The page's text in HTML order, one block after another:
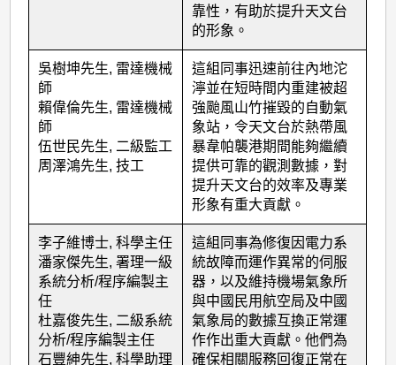
靠性，有助於提升天文台
的形象。
吳樹坤先生, 雷達機械
師
賴偉倫先生, 雷達機械
師
伍世民先生, 二級監工
周澤鴻先生, 技工
這組同事迅速前往內地沱
濘並在短時間内重建被超
強颱風山竹摧毀的自動氣
象站，令天文台於熱帶風
暴韋帕襲港期間能夠繼續
提供可靠的觀測數據，對
提升天文台的效率及專業
形象有重大貢獻。
李子維博士, 科學主任
潘家傑先生, 署理一級
系統分析/程序編製主
任
杜嘉俊先生, 二級系統
分析/程序編製主任
石豐紳先生, 科學助理
這組同事為修復因電力系
統故障而運作異常的伺服
器，以及維持機場氣象所
與中國民用航空局及中國
氣象局的數據互換正常運
作作出重大貢獻。他們為
確保相關服務回復正常在